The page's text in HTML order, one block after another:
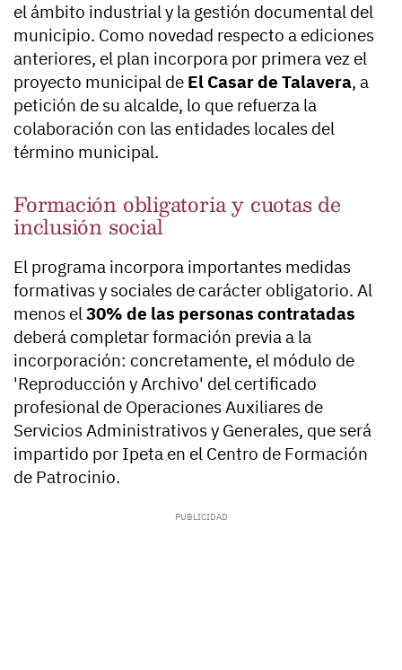
el ámbito industrial y la gestión documental del
municipio. Como novedad respecto a ediciones
anteriores, el plan incorpora por primera vez el
proyecto municipal de El Casar de Talavera, a
petición de su alcalde, lo que refuerza la
colaboración con las entidades locales del
término municipal.
Formación obligatoria y cuotas de
inclusión social
El programa incorpora importantes medidas
formativas y sociales de carácter obligatorio. Al
menos el30% de las personas contratadas
deberá completar formación previa a la
incorporación: concretamente, el módulo de
'Reproducción y Archivo' del certificado
profesional de Operaciones Auxiliares de
Servicios Administrativos y Generales, que será
impartido por Ipeta en el Centro de Formación
de Patrocinio.